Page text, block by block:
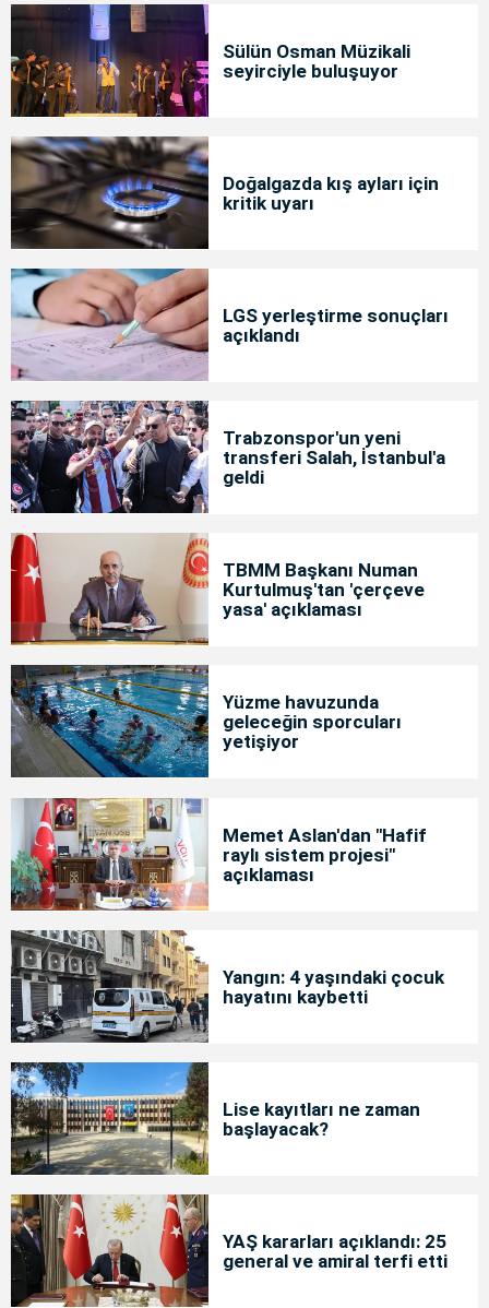
Sülün Osman Müzikali
seyirciyle buluşuyor
Doğalgazda kış ayları için
kritik uyarı
LGS yerleştirme sonuçları
açıklandı
Trabzonspor'un yeni
transferi Salah, İstanbul'a
geldi
TBMM Başkanı Numan
Kurtulmuş'tan 'çerçeve
yasa' açıklaması
Yüzme havuzunda
geleceğin sporcuları
yetişiyor
Memet Aslan'dan "Hafif
raylı sistem projesi"
açıklaması
Yangın: 4 yaşındaki çocuk
hayatını kaybetti
Lise kayıtları ne zaman
başlayacak?
YAŞ kararları açıklandı: 25
general ve amiral terfi etti